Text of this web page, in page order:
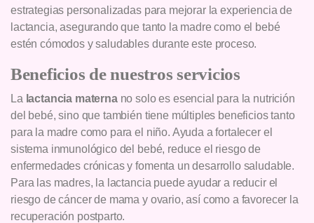
estrategias personalizadas para mejorar la experiencia de
lactancia, asegurando que tanto la madre como el bebé
estén cómodos y saludables durante este proceso.
Beneficios de nuestros servicios
La lactancia maternano solo es esencial para la nutrición
del bebé, sino que también tiene múltiples beneficios tanto
para la madre como para el niño. Ayuda a fortalecer el
sistema inmunológico del bebé, reduce el riesgo de
enfermedades crónicas y fomenta un desarrollo saludable.
Para las madres, la lactancia puede ayudar a reducir el
riesgo de cáncer de mama y ovario, así como a favorecer la
recuperación postparto.